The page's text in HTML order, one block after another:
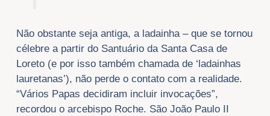
Não obstante seja antiga, a ladainha – que se tornou
célebre a partir do Santuário da Santa Casa de
Loreto (e por isso também chamada de ‘ladainhas
lauretanas’), não perde o contato com a realidade.
“Vários Papas decidiram incluir invocações”,
recordou o arcebispo Roche. São João Paulo II